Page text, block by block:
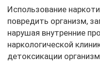
Использование
повредить организм,
нарушая внутренние
наркологической
детоксикации